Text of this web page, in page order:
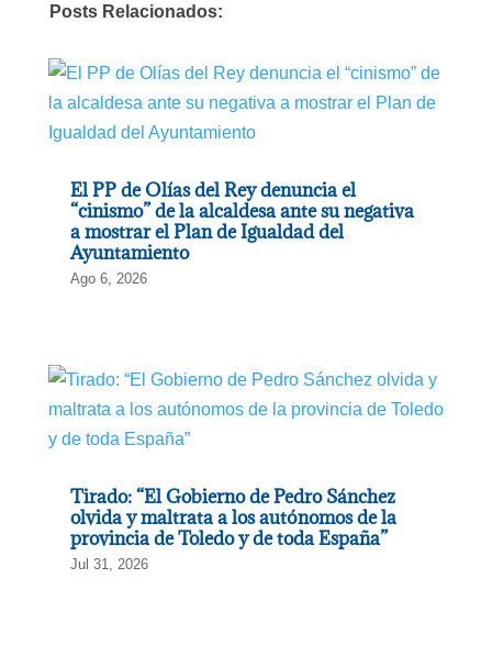
Posts Relacionados:
El PP de Olías del Rey denuncia el
“cinismo” de la alcaldesa ante su negativa
a mostrar el Plan de Igualdad del
Ayuntamiento
Ago 6, 2026
Tirado: “El Gobierno de Pedro Sánchez
olvida y maltrata a los autónomos de la
provincia de Toledo y de toda España”
Jul 31, 2026